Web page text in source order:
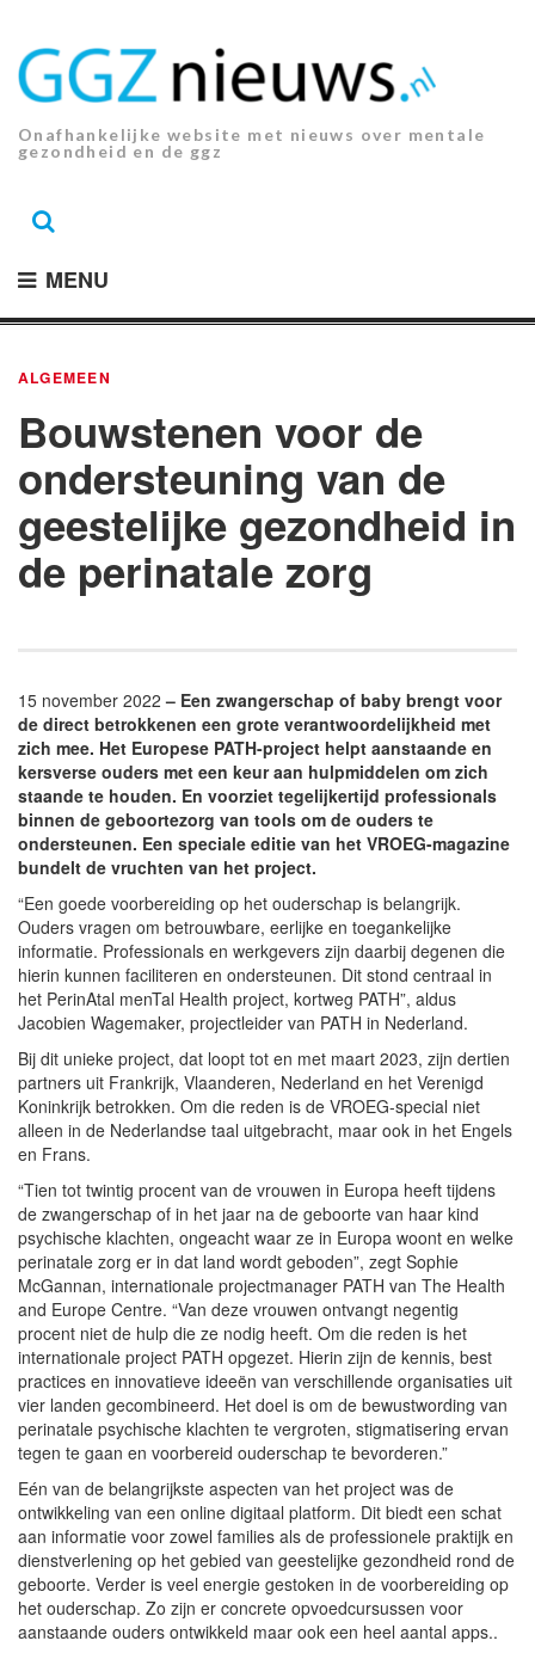
inhoud.
Onafhankelijke website met nieuws over mentale
gezondheid en de ggz
MENU
ALGEMEEN
Bouwstenen voor de
ondersteuning van de
geestelijke gezondheid in
de perinatale zorg
15 november 2022– Een zwangerschap of baby brengt voor
de direct betrokkenen een grote verantwoordelijkheid met
zich mee. Het Europese PATH-project helpt aanstaande en
kersverse ouders met een keur aan hulpmiddelen om zich
staande te houden. En voorziet tegelijkertijd professionals
binnen de geboortezorg van tools om de ouders te
ondersteunen. Een speciale editie van het VROEG-magazine
bundelt de vruchten van het project.
“Een goede voorbereiding op het ouderschap is belangrijk.
Ouders vragen om betrouwbare, eerlijke en toegankelijke
informatie. Professionals en werkgevers zijn daarbij degenen die
hierin kunnen faciliteren en ondersteunen. Dit stond centraal in
het PerinAtal menTal Health project, kortweg PATH”, aldus
Jacobien Wagemaker, projectleider van PATH in Nederland.
Bij dit unieke project, dat loopt tot en met maart 2023, zijn dertien
partners uit Frankrijk, Vlaanderen, Nederland en het Verenigd
Koninkrijk betrokken. Om die reden is de VROEG-special niet
alleen in de Nederlandse taal uitgebracht, maar ook in het Engels
en Frans.
“Tien tot twintig procent van de vrouwen in Europa heeft tijdens
de zwangerschap of in het jaar na de geboorte van haar kind
psychische klachten, ongeacht waar ze in Europa woont en welke
perinatale zorg er in dat land wordt geboden”, zegt Sophie
McGannan, internationale projectmanager PATH van The Health
and Europe Centre. “Van deze vrouwen ontvangt negentig
procent niet de hulp die ze nodig heeft. Om die reden is het
internationale project PATH opgezet. Hierin zijn de kennis, best
practices en innovatieve ideeën van verschillende organisaties uit
vier landen gecombineerd. Het doel is om de bewustwording van
perinatale psychische klachten te vergroten, stigmatisering ervan
tegen te gaan en voorbereid ouderschap te bevorderen.”
Eén van de belangrijkste aspecten van het project was de
ontwikkeling van een online digitaal platform. Dit biedt een schat
aan informatie voor zowel families als de professionele praktijk en
dienstverlening op het gebied van geestelijke gezondheid rond de
geboorte. Verder is veel energie gestoken in de voorbereiding op
het ouderschap. Zo zijn er concrete opvoedcursussen voor
aanstaande ouders ontwikkeld maar ook een heel aantal apps..